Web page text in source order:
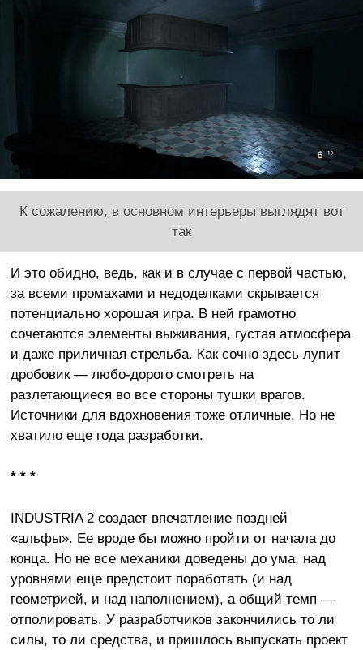
К сожалению, в основном интерьеры выглядят вот
так
И это обидно, ведь, как и в случае с первой частью,
за всеми промахами и недоделками скрывается
потенциально хорошая игра. В ней грамотно
сочетаются элементы выживания, густая атмосфера
и даже приличная стрельба. Как сочно здесь лупит
дробовик — любо-дорого смотреть на
разлетающиеся во все стороны тушки врагов.
Источники для вдохновения тоже отличные. Но не
хватило еще года разработки.
* * *
INDUSTRIA 2 создает впечатление поздней
«альфы». Ее вроде бы можно пройти от начала до
конца. Но не все механики доведены до ума, над
уровнями еще предстоит поработать (и над
геометрией, и над наполнением), а общий темп —
отполировать. У разработчиков закончились то ли
силы, то ли средства, и пришлось выпускать проект